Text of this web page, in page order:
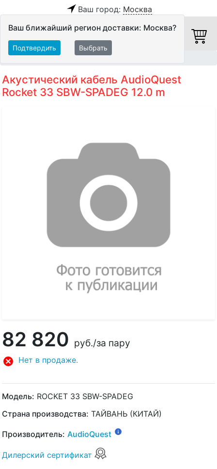
Ваш город: Москва
Ваш ближайший регион доставки: Москва?
Подтвердить Выбрать
Акустический кабель AudioQuest
Rocket 33 SBW-SPADEG 12.0 m
82 820 руб./за пару
Нет в продаже.
Модель: ROCKET 33 SBW-SPADEG
Страна производства: ТАЙВАНЬ (КИТАЙ)
Производитель: AudioQuest
Дилерский сертификат